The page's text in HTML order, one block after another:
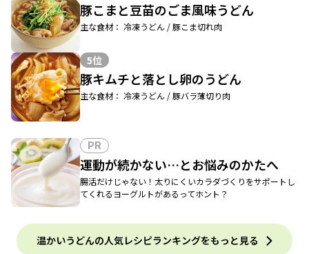
豚こまと豆苗のごま風味うどん
主な食材： 冷凍うどん / 豚こま切れ肉
5位
豚キムチと落とし卵のうどん
主な食材： 冷凍うどん / 豚バラ薄切り肉
PR
運動が続かない…とお悩みのかたへ
腸活だけじゃない！太りにくいカラダづくりをサポートし
てくれるヨーグルトがあるってホント？
温かいうどんの人気レシピランキングをもっと見る